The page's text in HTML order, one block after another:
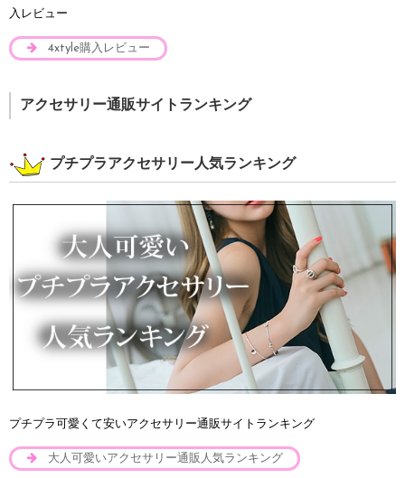
入レビュー
4xtyle購入レビュー
アクセサリー通販サイトランキング
プチプラアクセサリー人気ランキング
プチプラ可愛くて安いアクセサリー通販サイトランキング
大人可愛いアクセサリー通販人気ランキング